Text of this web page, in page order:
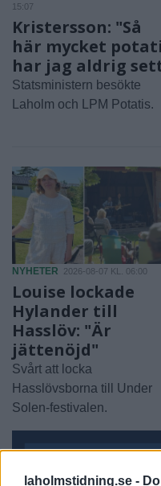
laholmstidning.se -
15:07
Kristersson: "Så
här mycket
har jag aldrig
Statsministern besökte
Laholm och LPM Potatis.
NYHETER 2026-08-07 KL. 06:00
Louise lockade
Hylander till
Hasslöv: "Är
jättenöjd"
Svårt att locka
Hasslövsborna till Under
Solen-festivalen.